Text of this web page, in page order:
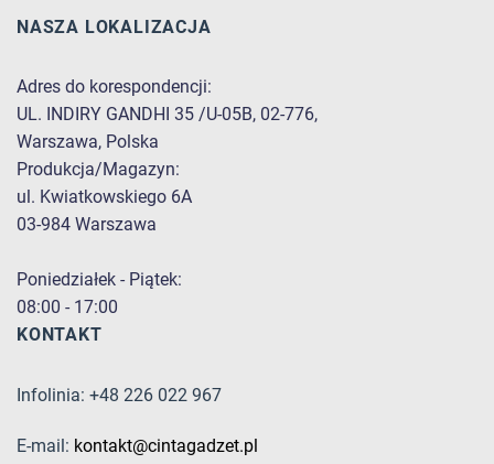
NASZA LOKALIZACJA
Adres do korespondencji:
UL. INDIRY GANDHI 35 /U-05B, 02-776,
Warszawa, Polska
Produkcja/Magazyn:
ul. Kwiatkowskiego 6A
03-984 Warszawa
Poniedziałek - Piątek:
08:00 - 17:00
KONTAKT
Infolinia: +48 226 022 967
E-mail: kontakt@cintagadzet.pl